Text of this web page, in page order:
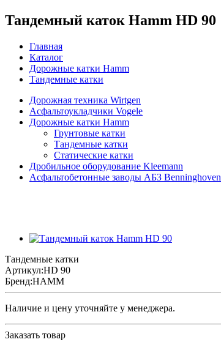
Тандемный каток Hamm HD 90
Главная
Каталог
Дорожные катки Hamm
Тандемные катки
Дорожная техника Wirtgen
Асфальтоукладчики Vogele
Дорожные катки Hamm
Грунтовые катки
Тандемные катки
Статические катки
Дробильное оборудование Kleemann
Асфальтобетонные заводы АБЗ Benninghoven
Тандемные катки
Артикул:HD 90
Бренд:HAMM
Наличие и цену уточняйте у менеджера.
Заказать товар